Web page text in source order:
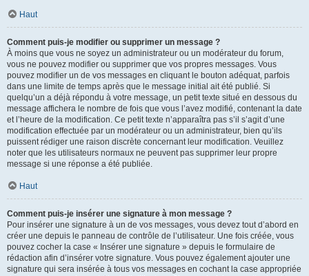
Haut
Comment puis-je modifier ou supprimer un message ?
À moins que vous ne soyez un administrateur ou un modérateur du forum,
vous ne pouvez modifier ou supprimer que vos propres messages. Vous
pouvez modifier un de vos messages en cliquant le bouton adéquat, parfois
dans une limite de temps après que le message initial ait été publié. Si
quelqu’un a déjà répondu à votre message, un petit texte situé en dessous du
message affichera le nombre de fois que vous l’avez modifié, contenant la date
et l’heure de la modification. Ce petit texte n’apparaîtra pas s’il s’agit d’une
modification effectuée par un modérateur ou un administrateur, bien qu’ils
puissent rédiger une raison discrète concernant leur modification. Veuillez
noter que les utilisateurs normaux ne peuvent pas supprimer leur propre
message si une réponse a été publiée.
Haut
Comment puis-je insérer une signature à mon message ?
Pour insérer une signature à un de vos messages, vous devez tout d’abord en
créer une depuis le panneau de contrôle de l’utilisateur. Une fois créée, vous
pouvez cocher la case « Insérer une signature » depuis le formulaire de
rédaction afin d’insérer votre signature. Vous pouvez également ajouter une
signature qui sera insérée à tous vos messages en cochant la case appropriée